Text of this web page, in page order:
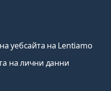
уебсайта на Lentiamo
на лични данни